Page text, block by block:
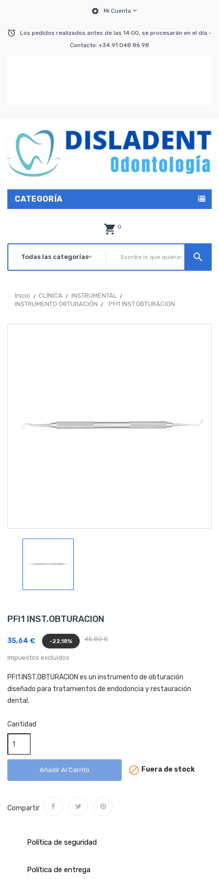
Mi Cuenta
Los pedidos realizados antes de las 14:00, se procesarán en el día -
Contacto: +34 91 048 86 98
CATEGORÍA
0
search
Inicio CLÍNICA
INSTRUMENTAL
INSTRUMENTO OBTURACIÓN
PFI1 INST.OBTURACION
PFI1 INST.OBTURACION
45,80 €
35,64 € -22,18%
Impuestos excluidos
PFI1 INST.OBTURACION es un instrumento de obturación
diseñado para tratamientos de endodoncia y restauración
dental.
Cantidad
Añadir Al Carrito  Fuera de stock
Compartir
Política de seguridad
Política de entrega